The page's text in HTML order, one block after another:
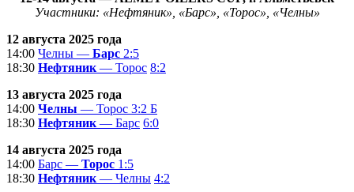
Участники: «Нефтяник», «Барс», «Торос», «Челны»
12 августа 2025 года
14:00 Челны — Барс 2:5
18:30 Нефтяник — Торос 8:2
13 августа 2025 года
14:00 Челны — Торос 3:2 Б
18:30 Нефтяник — Барс 6:0
14 августа 2025 года
14:00 Барс — Торос 1:5
18:30 Нефтяник — Челны 4:2